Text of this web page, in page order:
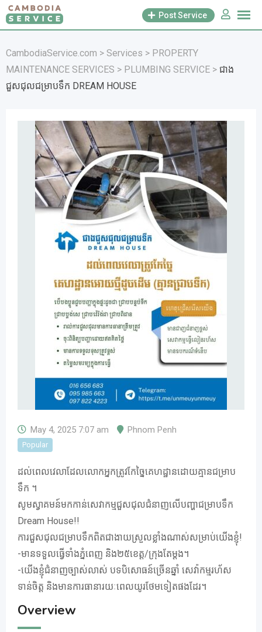
Skip
to
Post Service
CambodiaService.com > Services > PROPERTY
MAINTENANCE SERVICES > PLUMBING SERVICE > ជាង
ជួសជុលជម្រាបទឹក DREAM HOUSE
May 4, 2025 7:07 am Phnom Penh
Popular
ដល់ពេលវេលាដែលលោកអ្នកត្រូវកែច្នៃគេហដ្ឋានដោយគ្មានជម្រាប
ទឹក ។
សូមស្វាគមន៍មកកាន់សេវាកម្មជួសជុលជំនាញលើបញ្ហាជម្រាបទឹក​
Dream House!!
ការជួសជុលជម្រាបទឹកពិតជាងាយស្រួលខ្លាំងណាស់សម្រាប់យើងខ្ញុំ!​
-មានទទួលធ្វើទាំងភ្នំពេញ​ និង២៥ខេត្ត/ក្រុងតែម្តង។
-យើងខ្ញុំជំនាញច្បាស់លាស់ បទបិសោធន៍ច្រើនឆ្នាំ សេវ៉ាកម្មរហ័ស
ទាន់ចិត្ត និងមានការធានារយៈពេលយូរថែមទៀតផងដែរ។
Overview